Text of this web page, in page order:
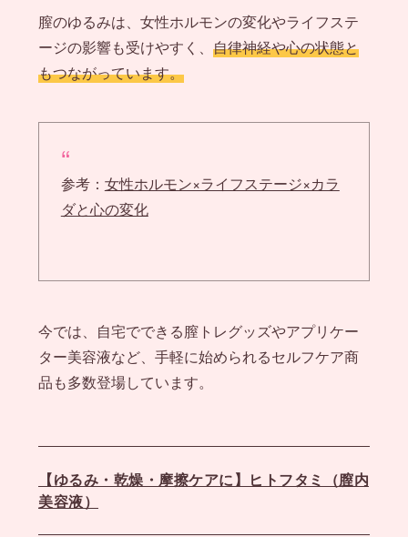
膣のゆるみは、女性ホルモンの変化やライフステ
ージの影響も受けやすく、 自律神経や心の状態と
もつながっています。
参考： 女性ホルモン×ライフステージ×カラ
ダと心の変化
今では、自宅でできる膣トレグッズやアプリケー
ター美容液など、手軽に始められるセルフケア商
品も多数登場しています。
【ゆるみ・乾燥・摩擦ケアに】ヒトフタミ（膣内
美容液）